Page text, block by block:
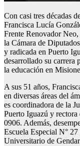
Con casi tres décadas
Francisca Lucía
Frente Renovador
la Cámara de
y radicada en Puerto
desarrollado su carrera
la educación en
A sus 51 años,
en diversas áreas del
es coordinadora de la
Puerto Iguazú y
0906. Además,
Escuela Especial N°
Universitario de